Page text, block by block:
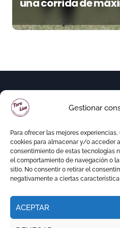
Gestionar
Para ofrecer las mejores
cookies para almacenar y/o acceder
consentimiento de estas tecnologías
el comportamiento de navegación o
sitio. No consentir o retirar el
negativamente a ciertas
ACEPTAR
seriedad para
(En Vídeo)
Copyright © Todos los